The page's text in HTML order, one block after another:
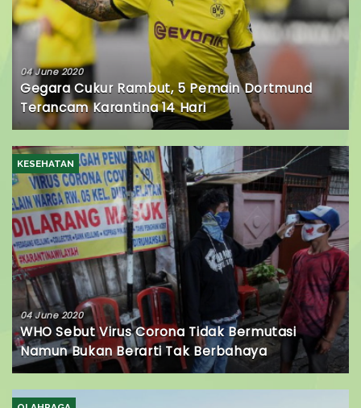
04 June 2020
Gegara Cukur Rambut, 5 Pemain Dortmund
Terancam Karantina 14 Hari
KESEHATAN
04 June 2020
WHO Sebut Virus Corona Tidak Bermutasi
Namun Bukan Berarti Tak Berbahaya